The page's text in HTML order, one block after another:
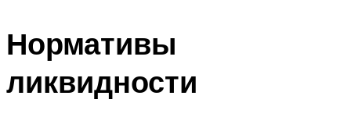
Нормативы
ликвидности